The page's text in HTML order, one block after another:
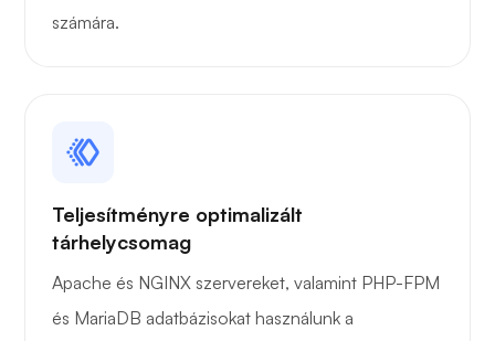
Hordár
számára.
Teljesítményre optimalizált
tárhelycsomag
Apache és NGINX szervereket, valamint PHP-FPM
és MariaDB adatbázisokat használunk a